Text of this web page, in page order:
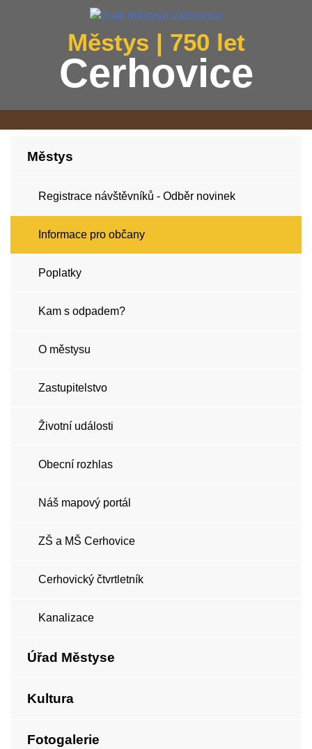
Městys | 750 let
Cerhovice
Městys
Registrace návštěvníků - Odběr novinek
Informace pro občany
Poplatky
Kam s odpadem?
O městysu
Zastupitelstvo
Životní události
Obecní rozhlas
Náš mapový portál
ZŠ a MŠ Cerhovice
Cerhovický čtvrtletník
Kanalizace
Úřad Městyse
Kultura
Fotogalerie